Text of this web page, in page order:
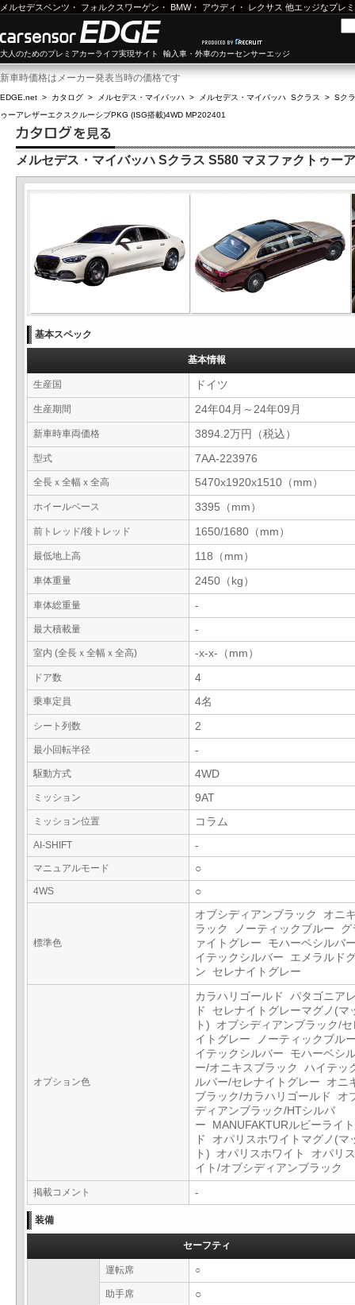
メルセデスベンツ ・ フォルクスワーゲン ・ BMW・ アウディ ・ レクサス 他エッジなプレ
大人のためのプレミアカーライフ実現サイト 輸入車・外車のカーセンサーエッジ
新車時価格はメーカー発表当時の価格です
EDGE.net > カタログ > メルセデス・マイバッハ > メルセデス・マイバッハ Sクラス > Sク
ゥーアレザーエクスクルーシブPKG (ISG搭載)4WD MP202401
メルセデス・マイバッハ Sクラス S580 マヌファクトゥー
基本スペック
基本情報
生産国 ドイツ
生産期間 24年04月～24年09月
新車時車両価格 3894.2万円（税込）
型式 7AA-223976
全長ｘ全幅ｘ全高 5470x1920x1510（mm）
ホイールベース 3395（mm）
前トレッド/後トレッド 1650/1680（mm）
最低地上高 118（mm）
車体重量 2450（kg）
車体総重量 -
最大積載量 -
室内 (全長ｘ全幅ｘ全高) -x-x-（mm）
ドア数 4
乗車定員 4名
シート列数 2
最小回転半径 -
駆動方式 4WD
ミッション 9AT
ミッション位置 コラム
AI-SHIFT -
マニュアルモード ○
4WS ○
標準色
オブシディアンブラック オニ
ラック ノーティックブルー グ
ァイトグレー モハーベシルバ
イテックシルバー エメラルド
ン セレナイトグレー
オプション色
カラハリゴールド パタゴニア
ド セレナイトグレーマグノ(マ
ト) オブシディアンブラック/セ
イトグレー ノーティックブル
イテックシルバー モハーベシ
ー/オニキスブラック ハイテッ
ルバー/セレナイトグレー オニ
ブラック/カラハリゴールド オ
ディアンブラック/HTシルバ
ー MANUFAKTURルビーライ
ド オパリスホワイトマグノ(マ
ト) オパリスホワイト オパリ
イト/オブシディアンブラック
掲載コメント -
装備
セーフティ
運転席 ○
助手席 ○